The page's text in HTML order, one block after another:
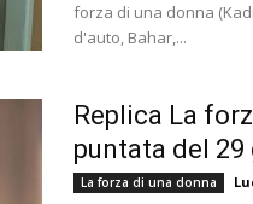
forza di una donna
d'auto, Bahar,...
Replica La
puntata del 29
La forza di una donna